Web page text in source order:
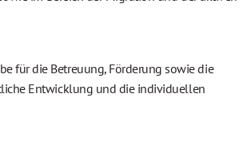
für die Betreuung, Förderung sowie die
Entwicklung und die individuellen